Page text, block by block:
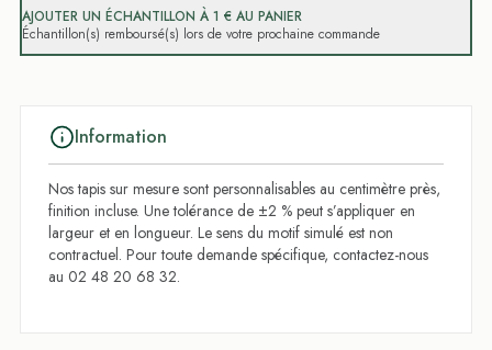
AJOUTER UN ÉCHANTILLON À 1 € AU PANIER
Échantillon(s) remboursé(s) lors de votre prochaine commande
Information
Nos tapis sur mesure sont personnalisables au centimètre près,
finition incluse. Une tolérance de ±2 % peut s’appliquer en
largeur et en longueur. Le sens du motif simulé est non
contractuel. Pour toute demande spécifique, contactez-nous
au 02 48 20 68 32.